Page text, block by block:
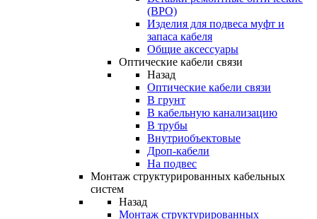
(ВРО)
Изделия для подвеса муфт и
запаса кабеля
Общие аксессуары
Оптические кабели связи
Назад
Оптические кабели связи
В грунт
В кабельную канализацию
В трубы
Внутриобъектовые
Дроп-кабели
На подвес
Монтаж структурированных кабельных
систем
Назад
Монтаж структурированных